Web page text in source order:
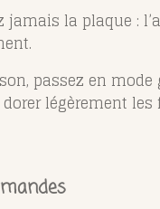
jamais la plaque :
passez en mode
légèrement les